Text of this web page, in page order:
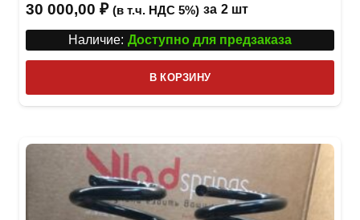
30 000,00 ₽ (в т.ч. НДС 5%) за 2 шт
Наличие: Доступно для предзаказа
В КОРЗИНУ